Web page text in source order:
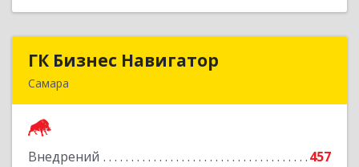
ГК Бизнес Навигатор
Самара
Внедрений
457
ГК Бизнес Навигатор
Подробнее